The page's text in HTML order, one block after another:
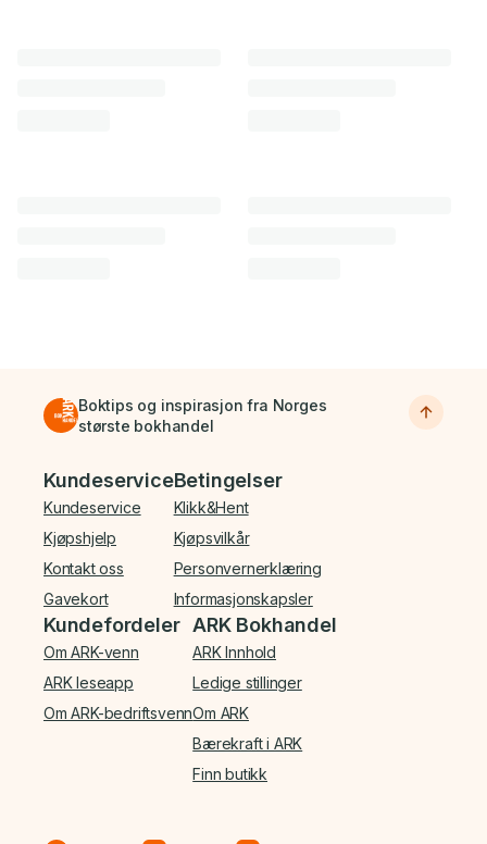
Boktips og inspirasjon fra Norges
største bokhandel
Bunnmeny
Kundeservice
Kundeservice
Kjøpshjelp
Kontakt oss
Gavekort
Betingelser
Klikk&Hent
Kjøpsvilkår
Personvernerklæring
Informasjonskapsler
Kundefordeler
Om ARK-venn
ARK leseapp
Om ARK-bedriftsvenn
ARK Bokhandel
ARK Innhold
Ledige stillinger
Om ARK
Bærekraft i ARK
Finn butikk